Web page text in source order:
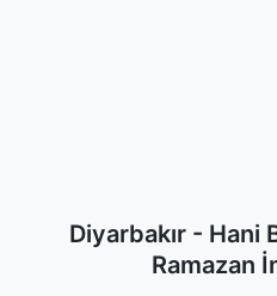
Diyarbakır - Hani
Ramazan